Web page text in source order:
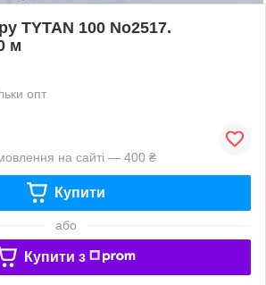
TYTAN 100 No2517.
м
опт
на сайті — 400 ₴
Купити
або
Купити з